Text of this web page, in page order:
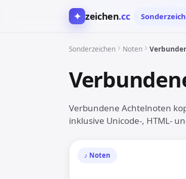
✦ zeichen.cc
Sonderzeichen Noten
Verbundene Achtelnoten
inklusive Unicode-, HTML-
♪︎ Noten